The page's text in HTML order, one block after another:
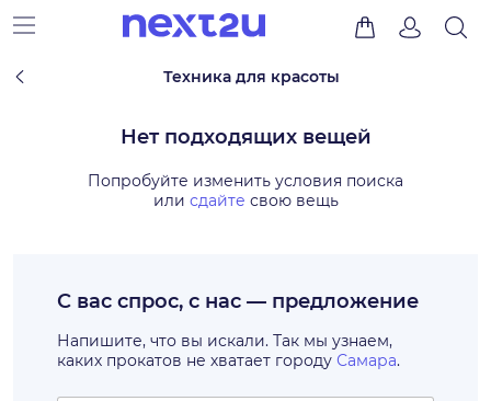
Техника для красоты
Нет подходящих вещей
Попробуйте изменить условия поиска
или сдайте свою вещь
С вас спрос, с нас — предложение
Напишите, что вы искали. Так мы узнаем,
каких прокатов не хватает городу Самара.